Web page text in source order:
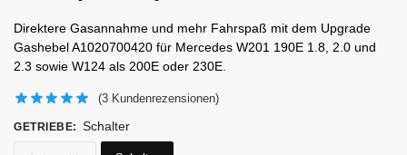
Direktere Gasannahme und mehr Fahrspaß mit dem Upgrade
Gashebel A1020700420 für Mercedes W201 190E 1.8, 2.0 und
2.3 sowie W124 als 200E oder 230E.
(3 Kundenrezensionen)
GETRIEBE: Schalter